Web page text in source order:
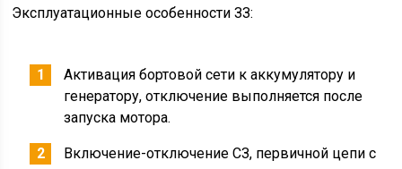
Эксплуатационные особенности ЗЗ:
Активация бортовой сети к аккумулятору и
генератору, отключение выполняется после
запуска мотора.
Включение-отключение СЗ, первичной цепи с